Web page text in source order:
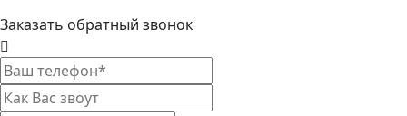
Заказать обратный звонок